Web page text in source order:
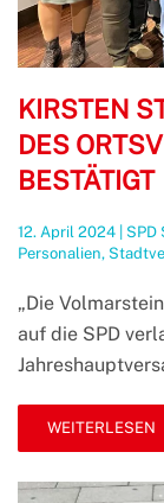
KIRSTEN
DES
BESTÄTIGT
12. April 2024 SPD
Personalien,
„Die
auf die SPD
WEITERLESEN